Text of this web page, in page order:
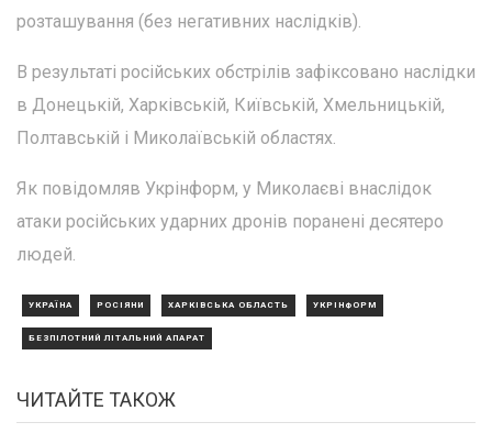
розташування (без негативних наслідків).
В результаті російських обстрілів зафіксовано наслідки
в Донецькій, Харківській, Київській, Хмельницькій,
Полтавській і Миколаївській областях.
Як повідомляв Укрінформ, у Миколаєві внаслідок
атаки російських ударних дронів поранені десятеро
людей.
УКРАЇНА РОСІЯНИ ХАРКІВСЬКА ОБЛАСТЬ УКРІНФОРМ
БЕЗПІЛОТНИЙ ЛІТАЛЬНИЙ АПАРАТ
ЧИТАЙТЕ ТАКОЖ